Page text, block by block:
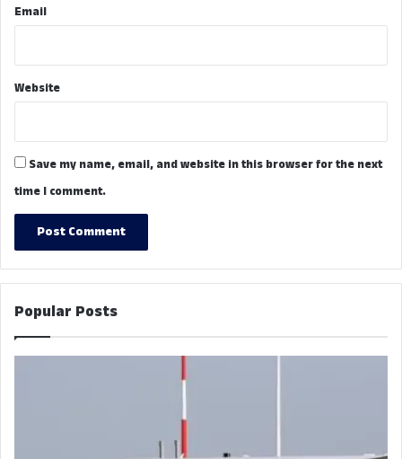
Email
Website
Save my name, email, and website in this browser for the next
time I comment.
Popular Posts